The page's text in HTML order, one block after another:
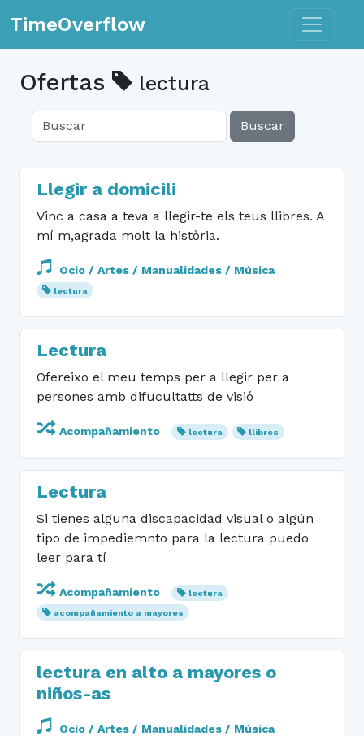
TimeOverflow Toggle
Ofertas lectura
Buscar
Llegir a domicili
Vinc a casa a teva a llegir-te els teus llibres. A
mí m,agrada molt la història.
Ocio / Artes / Manualidades / Música
lectura
Lectura
Ofereixo el meu temps per a llegir per a
persones amb difucultatts de visió
Acompañamiento lectura llibres
Lectura
Si tienes alguna discapacidad visual o algún
tipo de impediemnto para la lectura puedo
leer para tí
Acompañamiento
lectura
acompañamiento a mayores
lectura en alto a mayores o
niños-as
Ocio / Artes / Manualidades / Música